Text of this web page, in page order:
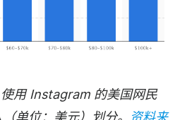
用 Instagram 的美国网民
单位：美元）划分。
资料来